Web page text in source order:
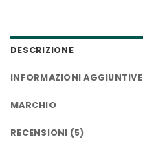
DESCRIZIONE
INFORMAZIONI AGGIUNTIVE
MARCHIO
RECENSIONI (5)